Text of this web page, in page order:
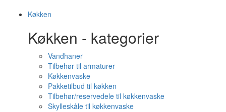
Køkken
Køkken - kategorier
Vandhaner
Tilbehør til armaturer
Køkkenvaske
Pakketilbud til køkken
Tilbehør/reservedele til køkkenvaske
Skylleskåle til køkkenvaske